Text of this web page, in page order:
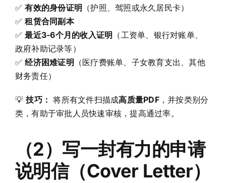
✅有效的身份证明 （护照、驾照或永久居民卡）
✅租赁合同副本
✅最近3-6个月的收入证明 （工资单、银行对账单、
政府补助记录等）
✅经济困难证明 （医疗费账单、子女教育支出、其他
财务责任）
💡技巧： 将所有文件扫描成高质量PDF，并按类别分
类，有助于审批人员快速审核，提高通过率。
（2）写一封有力的申请
说明信（Cover Letter）